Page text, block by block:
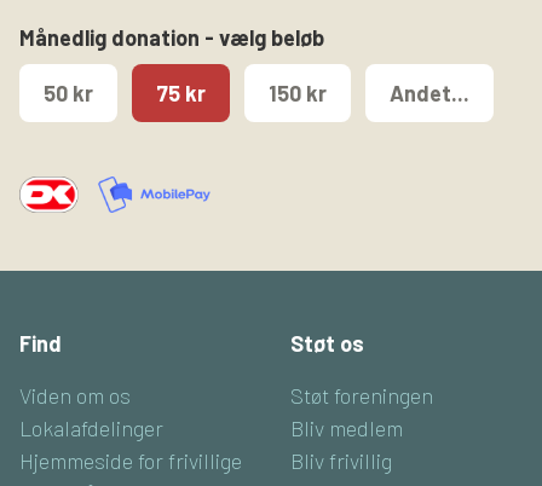
Månedlig donation - vælg beløb
50 kr 75 kr 150 kr Andet...
Find
Viden om os
Lokalafdelinger
Hjemmeside for frivillige
Støt os
Støt foreningen
Bliv medlem
Bliv frivillig